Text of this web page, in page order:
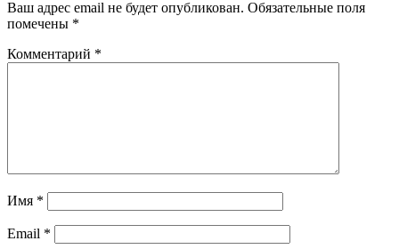
Ваш адрес email не будет опубликован. Обязательные поля
помечены *
Комментарий *
Имя *
Email *